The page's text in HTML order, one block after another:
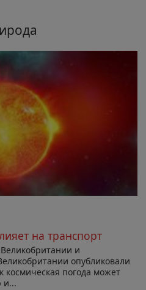
на транспорт
и
опубликовали
космическая погода может
и...